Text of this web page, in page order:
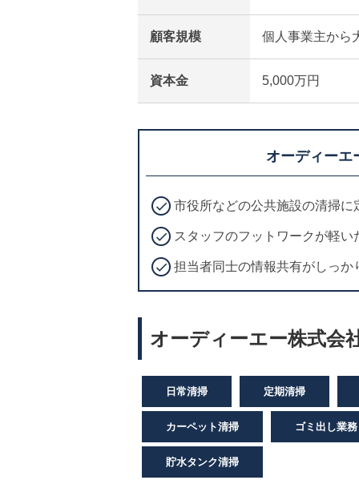
顧客規模 個人事業主から
資本金 5,000万円
オーディーエ
市役所などの公共施設の清掃
スタッフのフットワークが軽
担当者同士の情報共有がしっ
オーディーエー株式会
日常清掃 定期清掃
カーペット清掃 ゴミ出し業務
貯水タンク清掃